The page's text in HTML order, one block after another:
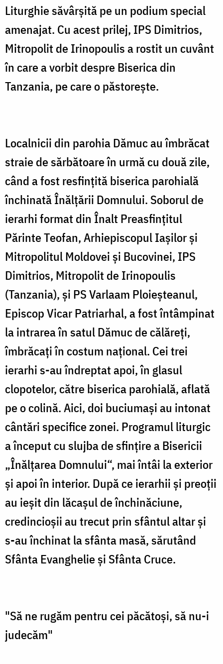
Liturghie săvârșită pe un podium special
amenajat. Cu acest prilej, IPS Dimitrios,
Mitropolit de Irinopoulis a rostit un cuvânt
în care a vorbit despre Biserica din
Tanzania, pe care o păstorește.
Localnicii din parohia Dămuc au îmbrăcat
straie de sărbătoare în urmă cu două zile,
când a fost resfințită biserica parohială
închinată Înălțării Domnului. Soborul de
ierarhi format din Înalt Preasfințitul
Părinte Teofan, Arhiepiscopul Iașilor și
Mitropolitul Moldovei și Bucovinei, IPS
Dimitrios, Mitropolit de Irinopoulis
(Tanzania), și PS Varlaam Ploieșteanul,
Episcop Vicar Patriarhal, a fost întâmpinat
la intrarea în satul Dămuc de călăreți,
îmbrăcați în costum național. Cei trei
ierarhi s-au îndreptat apoi, în glasul
clopotelor, către biserica parohială, aflată
pe o colină. Aici, doi buciumași au intonat
cântări specifice zonei. Programul liturgic
a început cu slujba de sfințire a Bisericii
„Înălțarea Domnului“, mai întâi la exterior
și apoi în interior. După ce ierarhii și preoții
au ieșit din lăcașul de închinăciune,
credincioșii au trecut prin sfântul altar și
s-au închinat la sfânta masă, sărutând
Sfânta Evanghelie și Sfânta Cruce.
"Să ne rugăm pentru cei păcătoși, să nu-i
judecăm"